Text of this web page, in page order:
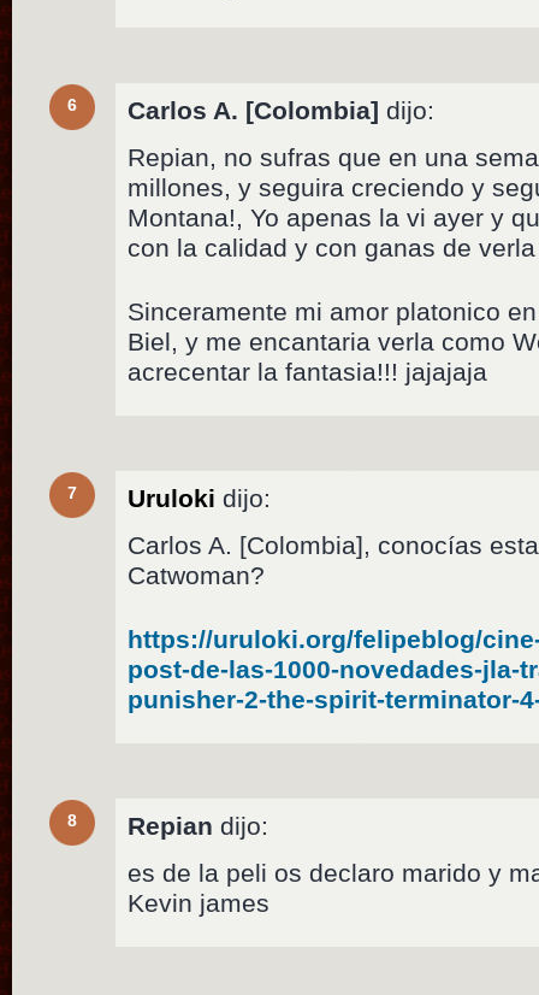
6 Carlos A. [Colombia] dijo:
Repian, no sufras que en una
millones, y seguira creciendo y
Montana!, Yo apenas la vi ayer y
con la calidad y con ganas de
Sinceramente mi amor platonico
Biel, y me encantaria verla como
acrecentar la fantasia!!! jajajaja
7 Uruloki dijo:
Carlos A. [Colombia], conocías
Catwoman?
https://uruloki.org/felipeblog/
post-de-las-1000-novedades-jla-
punisher-2-the-spirit-terminator-
8 Repian dijo:
es de la peli os declaro marido y
Kevin james